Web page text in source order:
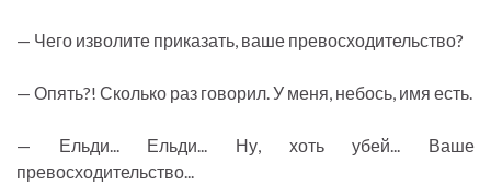
— Чего изволите приказать, ваше превосходительство?
— Опять?! Сколько раз говорил. У меня, небось, имя есть.
— Ельди... Ельди... Ну, хоть убей... Ваше
превосходительство...